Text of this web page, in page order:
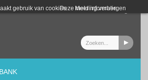
gebruik van cookies. Meer informatie
Deze melding verbergen
Login